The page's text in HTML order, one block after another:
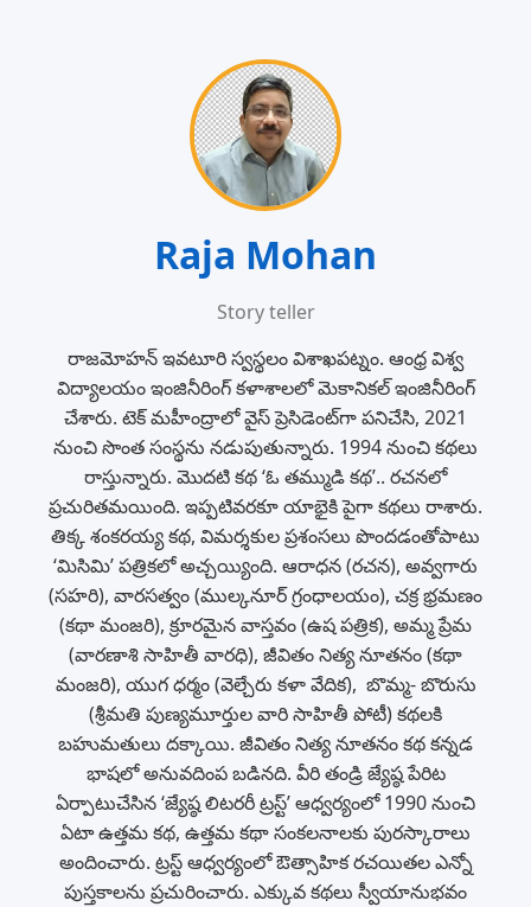
Raja Mohan
Story teller
రాజమోహన్‌ ఇవటూరి స్వస్థలం విశాఖపట్నం. ఆంధ్ర విశ్వ
విద్యాలయం ఇంజినీరింగ్‌ కళాశాలలో మెకానికల్‌ ఇంజినీరింగ్‌
చేశారు. టెక్‌ మహీంద్రాలో వైస్‌ ప్రెసిడెంట్‌గా పనిచేసి, 2021
నుంచి సొంత సంస్థను నడుపుతున్నారు. 1994 నుంచి కథలు
రాస్తున్నారు. మొదటి కథ ‘ఓ తమ్ముడి కథ’.. రచనలో
ప్రచురితమయింది. ఇప్పటివరకూ యాభైకి పైగా కథలు రాశారు.
తిక్క శంకరయ్య కథ, విమర్శకుల ప్రశంసలు పొందడంతోపాటు
‘మిసిమి’ పత్రికలో అచ్చయ్యింది. ఆరాధన (రచన), అవ్వగారు
(సహరి), వారసత్వం (ముల్కనూర్ గ్రంధాలయం), చక్ర భ్రమణం
(కథా మంజరి), క్రూరమైన వాస్తవం (ఉష పత్రిక), అమ్మ ప్రేమ
(వారణాశి సాహితీ వారధి), జీవితం నిత్య నూతనం (కథా
మంజరి), యుగ ధర్మం (వెల్చేరు కళా వేదిక), బొమ్మ- బొరుసు
(శ్రీమతి పుణ్యమూర్తుల వారి సాహితీ పోటీ) కథలకి
బహుమతులు దక్కాయి. జీవితం నిత్య నూతనం కథ కన్నడ
భాషలో అనువదింప బడినది. వీరి తండ్రి జ్యేష్ఠ పేరిట
ఏర్పాటుచేసిన ‘జ్యేష్ఠ లిటరరీ ట్రస్ట్‌’ ఆధ్వర్యంలో 1990 నుంచి
ఏటా ఉత్తమ కథ, ఉత్తమ కథా సంకలనాలకు పురస్కారాలు
అందించారు. ట్రస్ట్‌ ఆధ్వర్యంలో ఔత్సాహిక రచయితల ఎన్నో
పుస్తకాలను ప్రచురించారు. ఎక్కువ కథలు స్వీయానుభవం